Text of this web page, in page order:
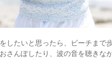
したいと思ったら、ビーチまで
さんぽしたり、波の音を聴きな